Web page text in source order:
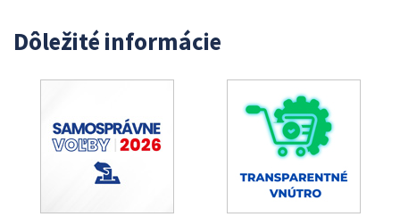
Dôležité informácie